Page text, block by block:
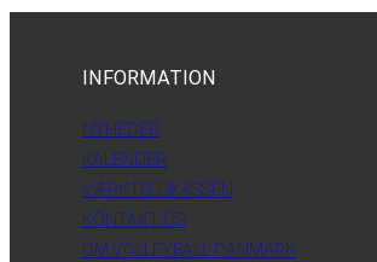
INFORMATION
NYHEDER
KALENDER
VÆRKTØJSKASSEN
KONTAKT OS
OM VOLLEYBALL DANMARK